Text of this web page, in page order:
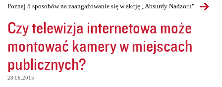
Poznaj 5 sposobów na zaangażowanie się w akcję „Absurdy Nadzoru".
Czy telewizja internetowa może
montować kamery w miejscach
publicznych?
28.08.2015